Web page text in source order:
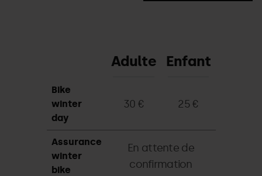
Adulte Enfant
Bike
winter
day
30 € 25 €
Assurance
winter
bike
En attente de
confirmation